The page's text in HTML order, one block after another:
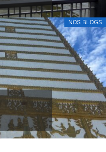
NOS BLOGS